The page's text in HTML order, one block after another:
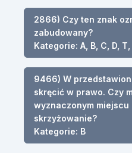
2866) Czy ten znak
zabudowany?
Kategorie: A, B, C, D, T,
9466) W
skręcić w prawo. Czy
wyznaczonym miejscu
skrzyżowanie?
Kategorie: B